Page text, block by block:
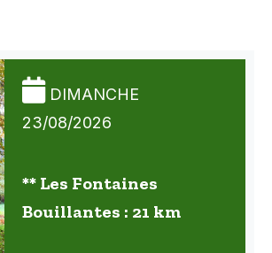
DIMANCHE
23/08/2026
** Les Fontaines
Bouillantes : 21 km